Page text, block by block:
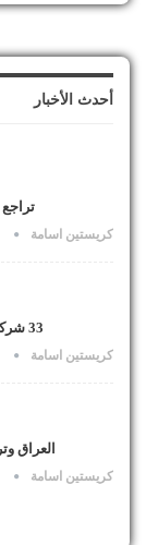
أحدث الأخبار
كريستين اسامة
33 شركة جديدة تنضم لقطاع الذهب في السودان
كريستين اسامة
العراق
كريستين اسامة